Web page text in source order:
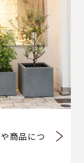
商品につ